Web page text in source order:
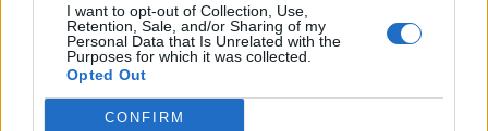
I want to opt-out of Collection, Use,
Retention, Sale, and/or Sharing of my
Personal Data that Is Unrelated with the
Purposes for which it was collected.
Opted Out
CONFIRM
ascoltato i rappresentanti dei progetti
vincitori dei bandia cascata dello Spoke 1,
a testimonianza dell’impatto capillare che
il programma MUSA stagenerando nel
tessuto della ricerca italiana